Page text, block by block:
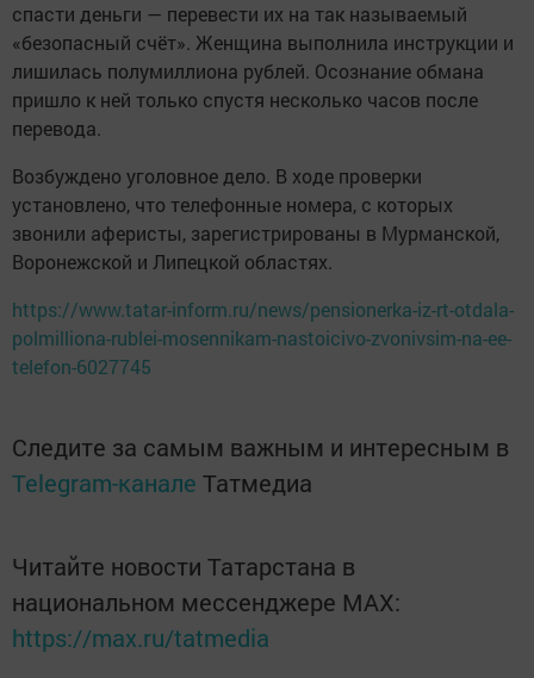
спасти деньги — перевести их на так называемый
«безопасный счёт». Женщина выполнила инструкции и
лишилась полумиллиона рублей. Осознание обмана
пришло к ней только спустя несколько часов после
перевода.
Возбуждено уголовное дело. В ходе проверки
установлено, что телефонные номера, с которых
звонили аферисты, зарегистрированы в Мурманской,
Воронежской и Липецкой областях.
https://www.tatar-inform.ru/news/pensionerka-iz-rt-otdala-
polmilliona-rublei-mosennikam-nastoicivo-zvonivsim-na-ee-
telefon-6027745
Следите за самым важным и интересным в
Telegram-канале Татмедиа
Читайте новости Татарстана в
национальном мессенджере MАХ:
https://max.ru/tatmedia